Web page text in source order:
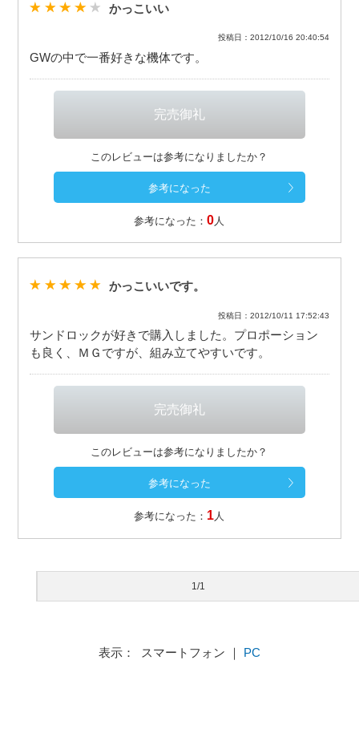
かっこいい
投稿日：2012/10/16 20:40:54
GWの中で一番好きな機体です。
このレビューは参考になりましたか？
参考になった：0 人
かっこいいです。
投稿日：2012/10/11 17:52:43
サンドロックが好きで購入しました。プロポーション
も良く、ＭＧですが、組み立てやすいです。
このレビューは参考になりましたか？
参考になった： 1 人
1/1
表示： スマートフォン ｜ PC